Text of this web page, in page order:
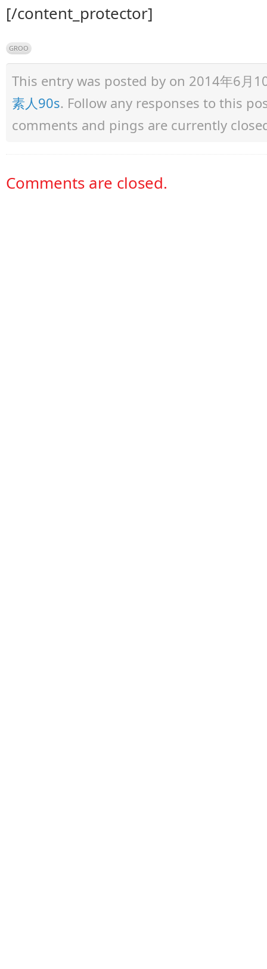
[/content_protector]
GROO
This entry was posted by on 2014年6月
素人90s. Follow any responses to this
comments and pings are currently
Comments are closed.